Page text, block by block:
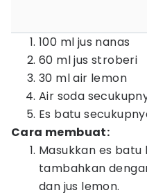
100 ml jus nanas
60 ml jus stroberi
30 ml air lemon
Air soda
Es batu
Cara membuat:
Masukkan es
tambahkan
dan jus lemon.